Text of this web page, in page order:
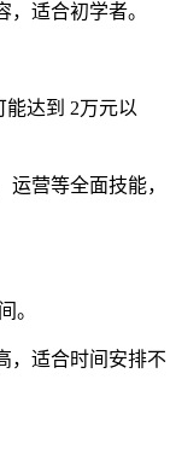
，适合初学者。
能达到 2万元以
营等全面技能，
。
，适合时间安排不